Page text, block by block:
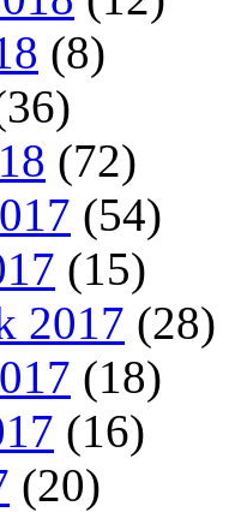
(8)
(72)
(54)
(15)
2017 (28)
(18)
(16)
(20)